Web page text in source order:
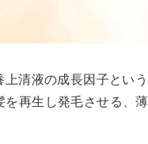
清液の成長因子とい
再生し発毛させる、薄